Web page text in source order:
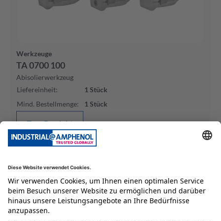
Werkzeuge
TA 0700 100
Abisolierwerkzeug
Liefereinheit: 1 Stück
Mind. Bestellmenge: 1 Stück
Zum Produkt
Jetzt kaufen